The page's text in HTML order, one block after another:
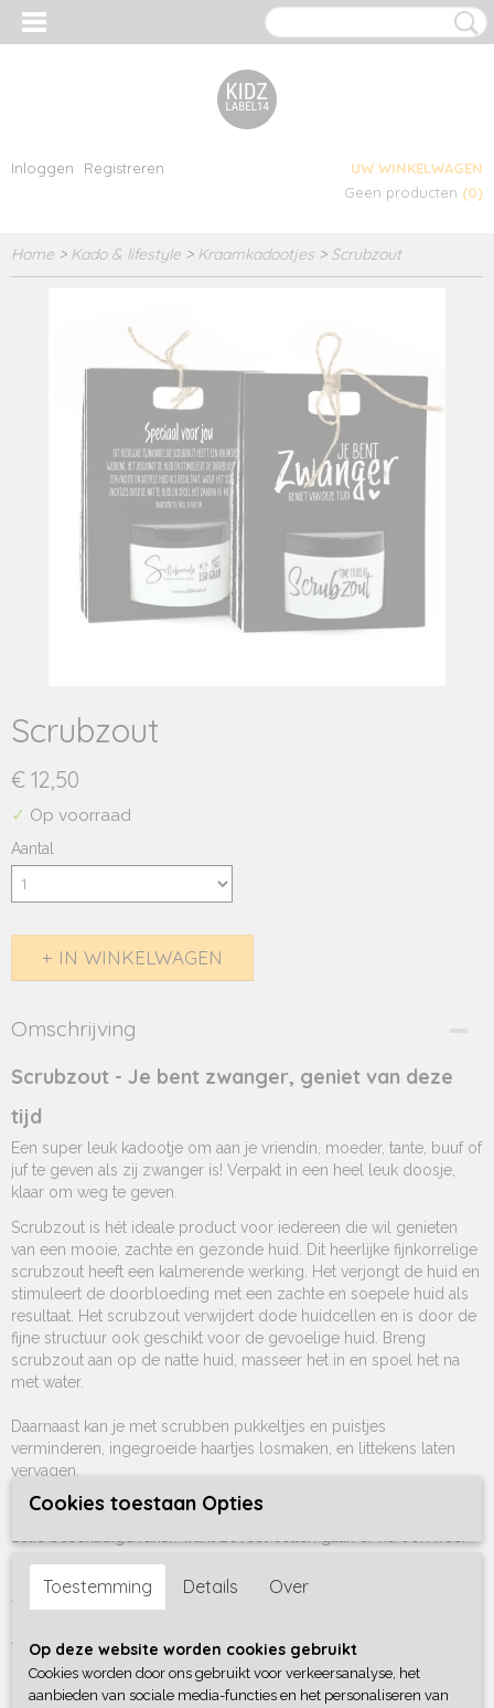
Inloggen Registreren
UW WINKELWAGEN
Geen producten (0)
Home > Kado & lifestyle > Kraamkadootjes > Scrubzout
Scrubzout
€ 12,50
✓ Op voorraad
Aantal
IN WINKELWAGEN
Omschrijving
Scrubzout - Je bent zwanger, geniet van deze
tijd
Een super leuk kadootje om aan je vriendin, moeder, tante, buuf of
juf te geven als zij zwanger is! Verpakt in een heel leuk doosje,
klaar om weg te geven.
Scrubzout is hét ideale product voor iedereen die wil genieten
van een mooie, zachte en gezonde huid. Dit heerlijke fijnkorrelige
scrubzout heeft een kalmerende werking. Het verjongt de huid en
stimuleert de doorbloeding met een zachte en soepele huid als
resultaat. Het scrubzout verwijdert dode huidcellen en is door de
fijne structuur ook geschikt voor de gevoelige huid. Breng
scrubzout aan op de natte huid, masseer het in en spoel het na
met water.
Daarnaast kan je met scrubben pukkeltjes en puistjes
verminderen, ingegroeide haartjes losmaken, en littekens laten
vervagen.
Het is niet nodig om je huid elke dag te scrubben, dan kan je huid
lichaam een scrub te geven, dus zo'n 2 keer per week is
voldoende.
Inhoud doosje scrubzout: 150 gram
Geur: Frisse verrassende geur
Cookies toestaan Opties
Toestemming Details Over
Op deze website worden cookies gebruikt
Cookies worden door ons gebruikt voor verkeersanalyse, het
aanbieden van sociale media-functies en het personaliseren van